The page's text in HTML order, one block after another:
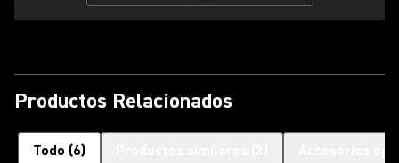
Productos Relacionados
Todo (6)